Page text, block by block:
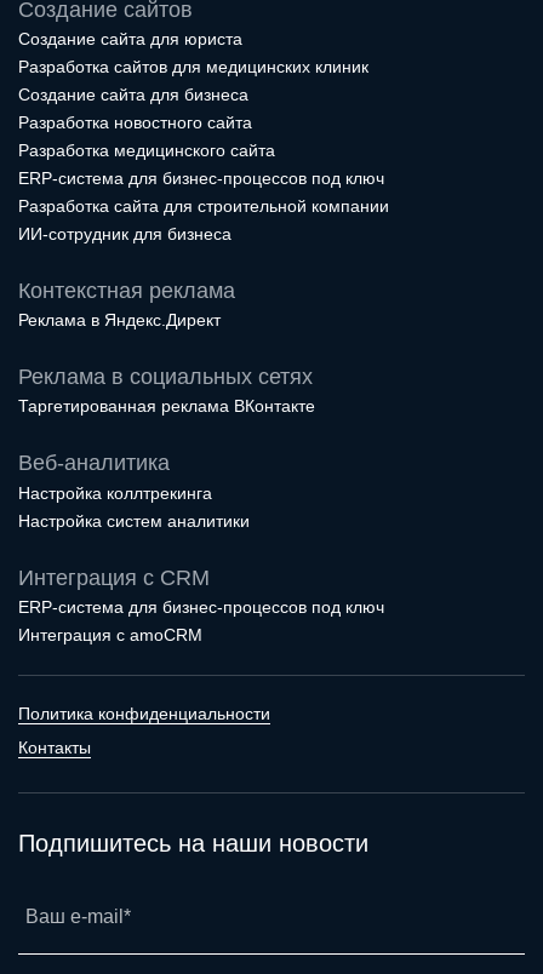
Создание сайтов
Создание сайта для юриста
Разработка сайтов для медицинских клиник
Создание сайта для бизнеса
Разработка новостного сайта
Разработка медицинского сайта
ERP-система для бизнес-процессов под ключ
Разработка сайта для строительной компании
ИИ-сотрудник для бизнеса
Контекстная реклама
Реклама в Яндекс.Директ
Реклама в социальных сетях
Таргетированная реклама ВКонтакте
Веб-аналитика
Настройка коллтрекинга
Настройка систем аналитики
Интеграция с CRM
ERP-система для бизнес-процессов под ключ
Интеграция с amoCRM
Политика конфиденциальности
Контакты
Подпишитесь на наши новости
Ваш e-mail*